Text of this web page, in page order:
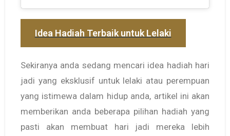
Idea Hadiah Terbaik untuk Lelaki
Sekiranya anda sedang mencari idea hadiah hari
jadi yang eksklusif untuk lelaki atau perempuan
yang istimewa dalam hidup anda, artikel ini akan
memberikan anda beberapa pilihan hadiah yang
pasti akan membuat hari jadi mereka lebih